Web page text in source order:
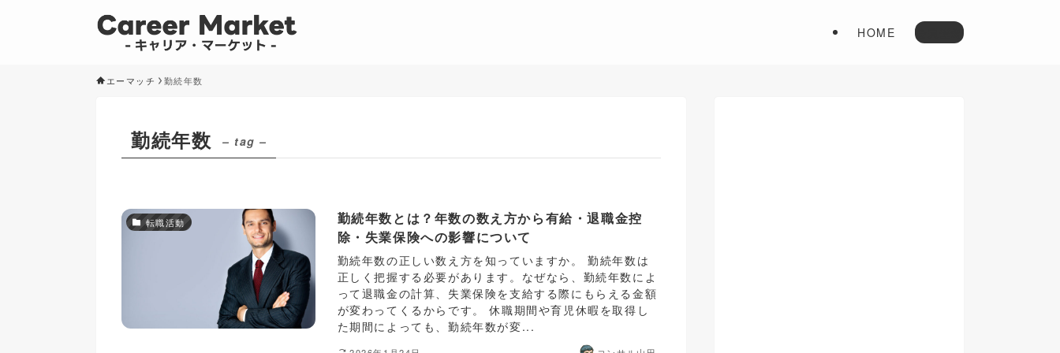
HOME 会員登録
エーマッチ 勤続年数
勤続年数 – tag –
転職活動
勤続年数とは？年数の数え方から有給・退職金控
除・失業保険への影響について
勤続年数の正しい数え方を知っていますか。 勤続年数は
正しく把握する必要があります。なぜなら、勤続年数によ
って退職金の計算、失業保険を支給する際にもらえる金額
が変わってくるからです。 休職期間や育児休暇を取得し
た期間によっても、勤続年数が変...